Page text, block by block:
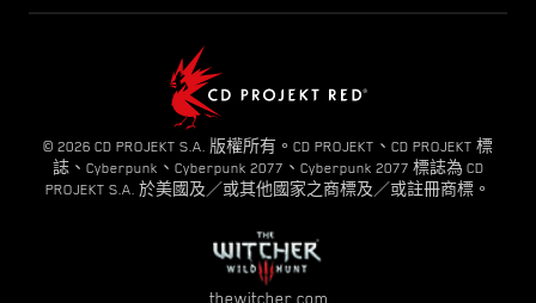
© 2026 CD PROJEKT S.A. 版權所有。CD PROJEKT、CD PROJEKT 標
誌、Cyberpunk、Cyberpunk 2077、Cyberpunk 2077 標誌為 CD
PROJEKT S.A. 於美國及／或其他國家之商標及／或註冊商標。
thewitcher.com